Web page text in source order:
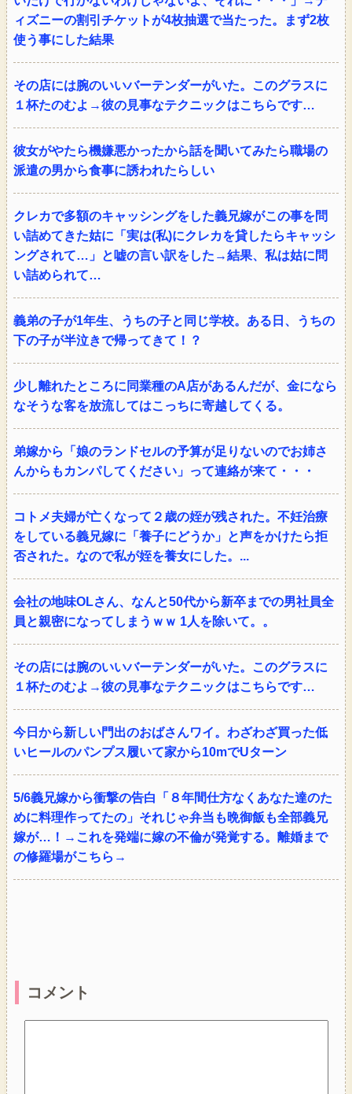
ィズニーの割引チケットが4枚抽選で当たった。まず2枚
使う事にした結果
その店には腕のいいバーテンダーがいた。このグラスに
１杯たのむよ→彼の見事なテクニックはこちらです…
彼女がやたら機嫌悪かったから話を聞いてみたら職場の
派遣の男から食事に誘われたらしい
クレカで多額のキャッシングをした義兄嫁がこの事を問
い詰めてきた姑に「実は(私)にクレカを貸したらキャッシ
ングされて…」と嘘の言い訳をした→結果、私は姑に問
い詰められて…
義弟の子が1年生、うちの子と同じ学校。ある日、うちの
下の子が半泣きで帰ってきて！？
少し離れたところに同業種のA店があるんだが、金になら
なそうな客を放流してはこっちに寄越してくる。
弟嫁から「娘のランドセルの予算が足りないのでお姉さ
んからもカンパしてください」って連絡が来て・・・
コトメ夫婦が亡くなって２歳の姪が残された。不妊治療
をしている義兄嫁に「養子にどうか」と声をかけたら拒
否された。なので私が姪を養女にした。...
会社の地味OLさん、なんと50代から新卒までの男社員全
員と親密になってしまうｗｗ 1人を除いて。。
その店には腕のいいバーテンダーがいた。このグラスに
１杯たのむよ→彼の見事なテクニックはこちらです…
今日から新しい門出のおばさんワイ。わざわざ買った低
いヒールのパンプス履いて家から10mでUターン
5/6義兄嫁から衝撃の告白「８年間仕方なくあなた達のた
めに料理作ってたの」それじゃ弁当も晩御飯も全部義兄
嫁が…！→これを発端に嫁の不倫が発覚する。離婚まで
の修羅場がこちら→
コメント